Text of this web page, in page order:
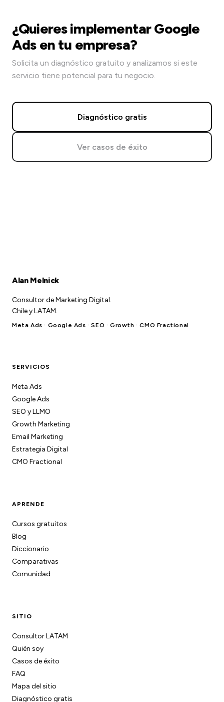
¿Quieres implementar Google
Ads en tu empresa?
Solicita un diagnóstico gratuito y analizamos si este
servicio tiene potencial para tu negocio.
Diagnóstico gratis
Ver casos de éxito
Alan Melnick
Consultor de Marketing Digital.
Chile y LATAM.
Meta Ads · Google Ads · SEO · Growth · CMO Fractional
SERVICIOS
Meta Ads
Google Ads
SEO y LLMO
Growth Marketing
Email Marketing
Estrategia Digital
CMO Fractional
APRENDE
Cursos gratuitos
Blog
Diccionario
Comparativas
Comunidad
SITIO
Consultor LATAM
Quién soy
Casos de éxito
FAQ
Mapa del sitio
Diagnóstico gratis